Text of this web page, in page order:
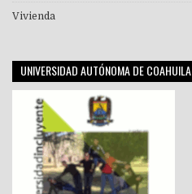
Vivienda
UNIVERSIDAD AUTÓNOMA DE COAHUILA